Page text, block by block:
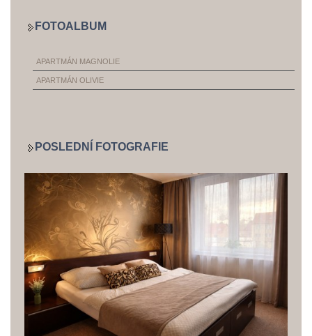
FOTOALBUM
APARTMÁN MAGNOLIE
APARTMÁN OLIVIE
POSLEDNÍ FOTOGRAFIE